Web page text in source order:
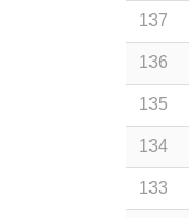
137
136
135
134
133